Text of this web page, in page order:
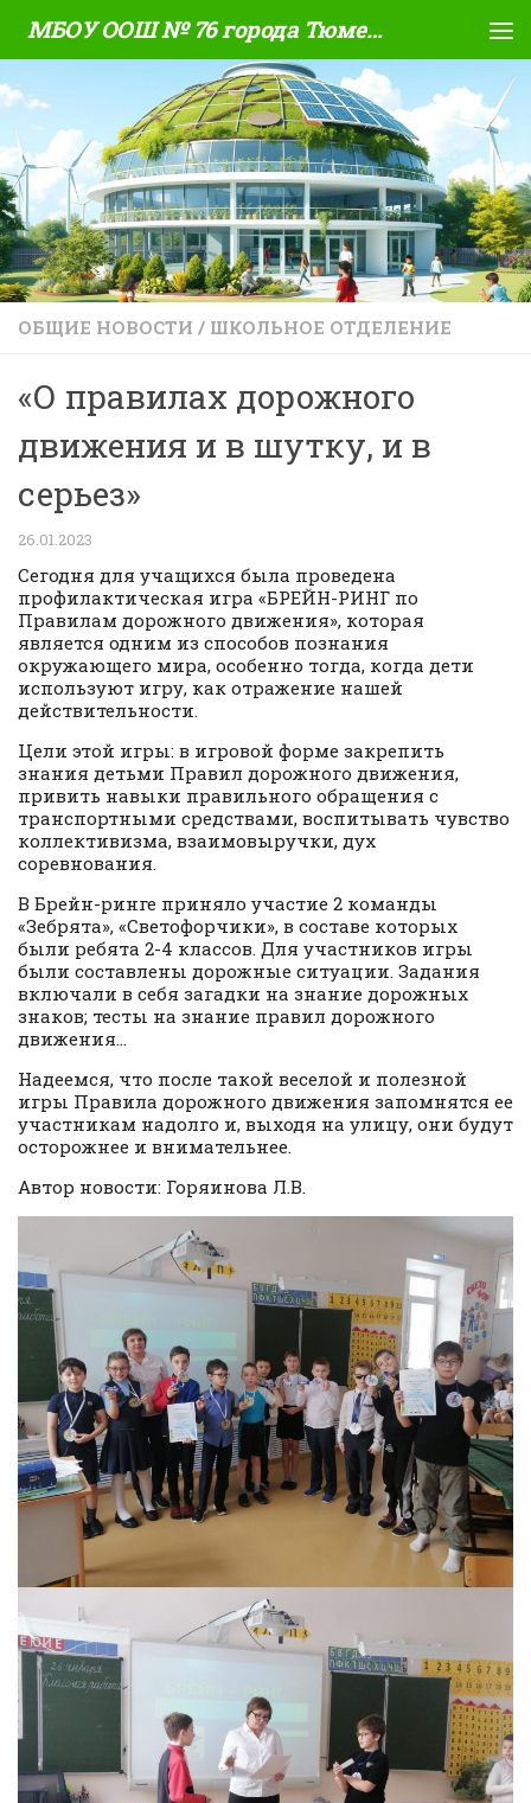
Skip to content МБОУ ООШ № 76 города Тюмени
ОБЩИЕ НОВОСТИ / ШКОЛЬНОЕ ОТДЕЛЕНИЕ
«О правилах дорожного
движения и в шутку, и в
серьез»
26.01.2023
Сегодня для учащихся была проведена
профилактическая игра «БРЕЙН-РИНГ по
Правилам дорожного движения», которая
является одним из способов познания
окружающего мира, особенно тогда, когда дети
используют игру, как отражение нашей
действительности.
Цели этой игры: в игровой форме закрепить
знания детьми Правил дорожного движения,
привить навыки правильного обращения с
транспортными средствами, воспитывать чувство
коллективизма, взаимовыручки, дух
соревнования.
В Брейн-ринге приняло участие 2 команды
«Зебрята», «Светофорчики», в составе которых
были ребята 2-4 классов. Для участников игры
были составлены дорожные ситуации. Задания
включали в себя загадки на знание дорожных
знаков; тесты на знание правил дорожного
движения…
Надеемся, что после такой веселой и полезной
игры Правила дорожного движения запомнятся ее
участникам надолго и, выходя на улицу, они будут
осторожнее и внимательнее.
Автор новости: Горяинова Л.В.